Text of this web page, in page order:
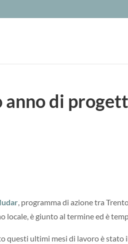
di
, programma di azione tra
locale, è giunto al termine ed è
questi ultimi mesi di lavoro è stato